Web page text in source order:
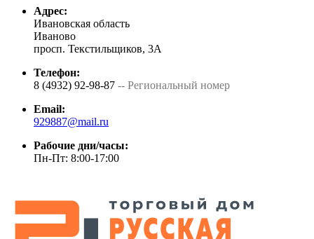
Адрес:
Ивановская область
Иваново
просп. Текстильщиков, 3А
Телефон:
8 (4932) 92-98-87 -- Региональный номер
Email:
929887@mail.ru
Рабочие дни/часы:
Пн-Пт: 8:00-17:00